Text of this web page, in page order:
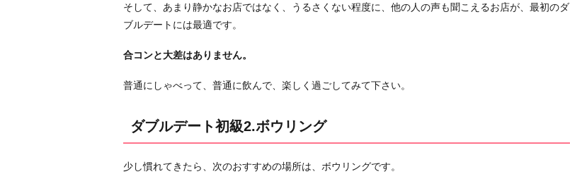
リ
ン
グ
ブ
デ
ー
そして、あまり静かなお店ではなく、うるさくない程度に、他の人の声も聞こえるお店が、最初のダ
ブルデートには最適です。
合コンと大差はありません。
普通にしゃべって、普通に飲んで、楽しく過ごしてみて下さい。
ダブルデート初級2.ボウリング
少し慣れてきたら、次のおすすめの場所は、ボウリングです。